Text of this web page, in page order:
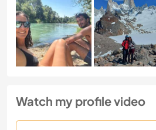
Watch my profile video